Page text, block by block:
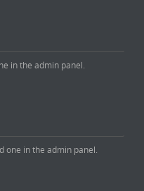
in the admin panel.
one in the admin panel.